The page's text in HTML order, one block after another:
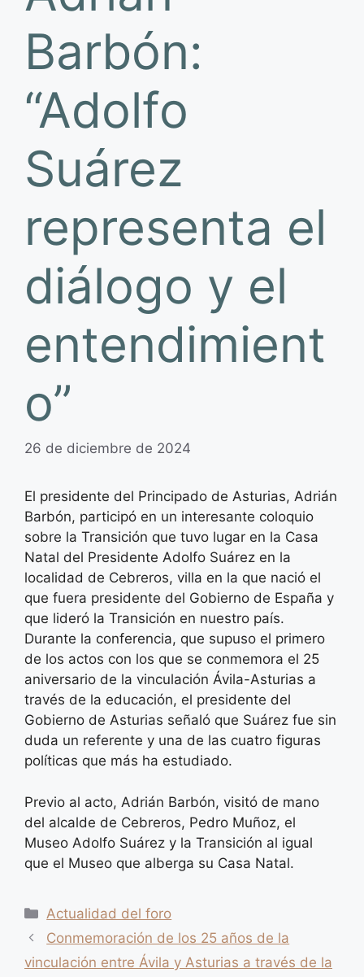
Barbón:
“Adolfo
Suárez
representa el
diálogo y el
entendimient
o”
26 de diciembre de 2024
El presidente del Principado de Asturias, Adrián
Barbón, participó en un interesante coloquio
sobre la Transición que tuvo lugar en la Casa
Natal del Presidente Adolfo Suárez en la
localidad de Cebreros, villa en la que nació el
que fuera presidente del Gobierno de España y
que lideró la Transición en nuestro país.
Durante la conferencia, que supuso el primero
de los actos con los que se conmemora el 25
aniversario de la vinculación Ávila-Asturias a
través de la educación, el presidente del
Gobierno de Asturias señaló que Suárez fue sin
duda un referente y una de las cuatro figuras
políticas que más ha estudiado.
Previo al acto, Adrián Barbón, visitó de mano
del alcalde de Cebreros, Pedro Muñoz, el
Museo Adolfo Suárez y la Transición al igual
que el Museo que alberga su Casa Natal.
Categorías
Actualidad del foro
Conmemoración de los 25 años de la
vinculación entre Ávila y Asturias a través de la